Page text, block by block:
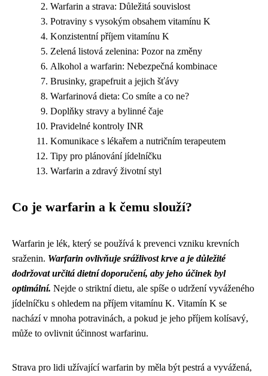
Warfarin a strava: Důležitá souvislost
Potraviny s vysokým obsahem vitamínu K
Konzistentní příjem vitamínu K
Zelená listová zelenina: Pozor na změny
Alkohol a warfarin: Nebezpečná kombinace
Brusinky, grapefruit a jejich šťávy
Warfarinová dieta: Co smíte a co ne?
Doplňky stravy a bylinné čaje
Pravidelné kontroly INR
Komunikace s lékařem a nutričním terapeutem
Tipy pro plánování jídelníčku
Warfarin a zdravý životní styl
Co je warfarin a k čemu slouží?
Warfarin je lék, který se používá k prevenci vzniku krevních
sraženin. Warfarin ovlivňuje srážlivost krve a je důležité
dodržovat určitá dietní doporučení, aby jeho účinek byl
optimální. Nejde o striktní dietu, ale spíše o udržení vyváženého
jídelníčku s ohledem na příjem vitamínu K. Vitamín K se
nachází v mnoha potravinách, a pokud je jeho příjem kolísavý,
může to ovlivnit účinnost warfarinu.
Strava pro lidi užívající warfarin by měla být pestrá a vyvážená,